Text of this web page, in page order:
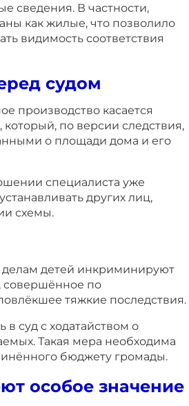
сведения. В частности,
как жилые, что позволило
видимость соответствия
судом
производство касается
по версии следствия,
о площади дома и его
специалиста уже
других лиц,
схемы.
делам детей инкриминируют
по
тяжкие последствия.
суд с ходатайством о
Такая мера необходима
бюджету громады.
особое значение